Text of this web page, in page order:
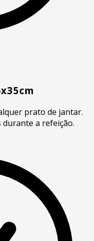
prato de jantar.
a refeição.